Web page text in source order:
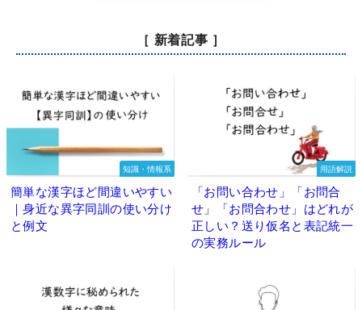
［ 新着記事 ］
知識・情報系
簡単な漢字ほど間違いやすい
｜身近な異字同訓の使い分け
と例文
用語解説
「お問い合わせ」「お問合
せ」「お問合わせ」はどれが
正しい？送り仮名と表記統一
の実務ルール